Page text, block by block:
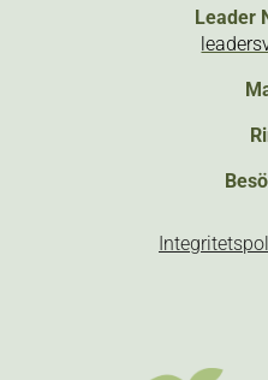
Leader